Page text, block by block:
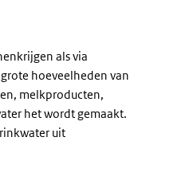
als via
hoeveelheden van
melkproducten,
het wordt gemaakt.
uit